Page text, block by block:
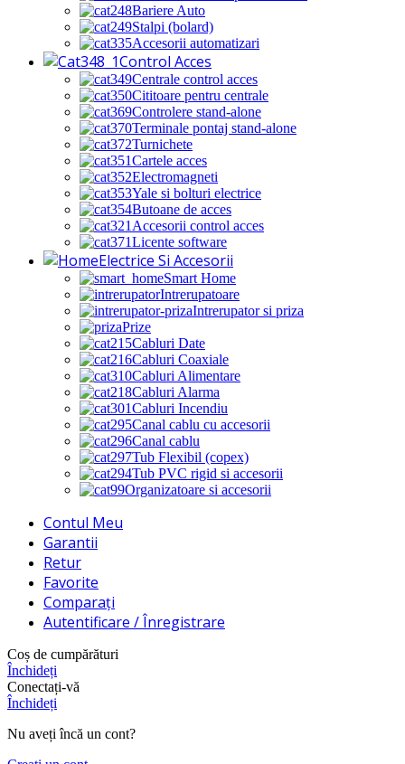
Bariere Auto
Stalpi (bolard)
Accesorii automatizari
Control Acces
Centrale control acces
Cititoare pentru centrale
Controlere stand-alone
Terminale pontaj stand-alone
Turnichete
Cartele acces
Electromagneti
Yale si bolturi electrice
Butoane de acces
Accesorii control acces
Licente software
Electrice Si Accesorii
Smart Home
Intrerupatoare
Intrerupator si priza
Prize
Cabluri Date
Cabluri Coaxiale
Cabluri Alimentare
Cabluri Alarma
Cabluri Incendiu
Canal cablu cu accesorii
Canal cablu
Tub Flexibil (copex)
Tub PVC rigid si accesorii
Organizatoare si accesorii
Contul Meu
Garantii
Retur
Favorite
Comparați
Autentificare / Înregistrare
Coș de cumpărături
Închideți
Conectați-vă
Închideți
Nu aveți încă un cont?